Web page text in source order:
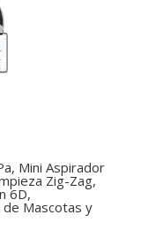
Mini Aspirador
Zig-Zag,
6D,
Mascotas y